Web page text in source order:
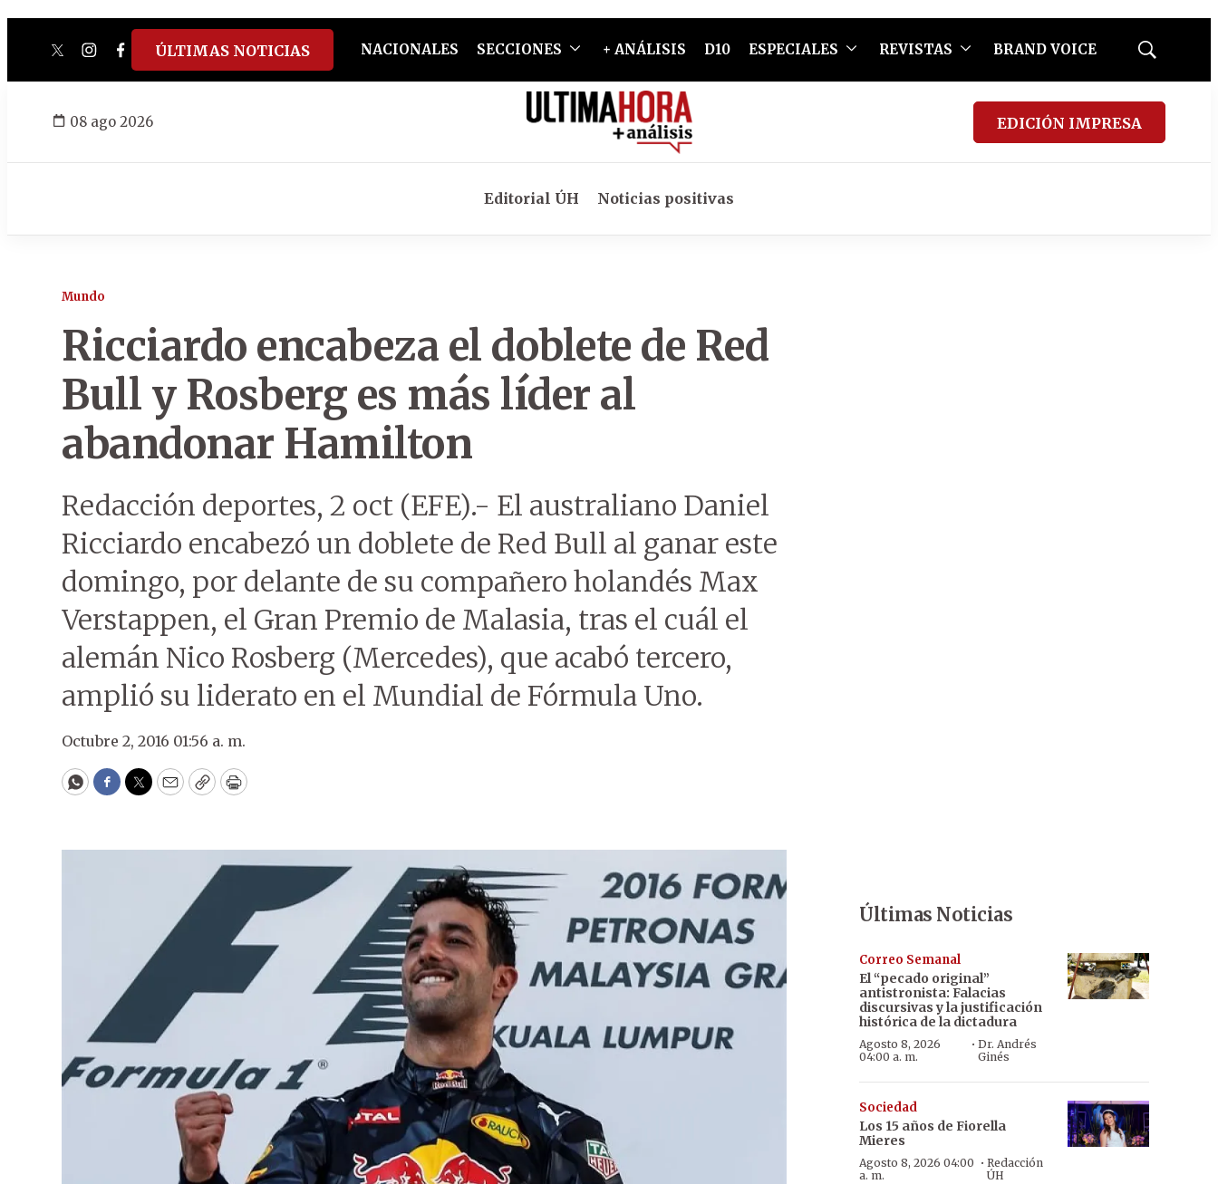
twitterinstagram
facebook
tiktokyoutube
spotify
ÚLTIMAS NOTICIAS NACIONALES SECCIONES + ANÁLISIS D10 ESPECIALES REVISTAS BRAND VOICE
Mostrar
08 ago 2026 EDICIÓN IMPRESA
Editorial ÚH Noticias positivas
Mundo
Ricciardo encabeza el doblete de Red
Bull y Rosberg es más líder al
abandonar Hamilton
Redacción deportes, 2 oct (EFE).- El australiano Daniel
Ricciardo encabezó un doblete de Red Bull al ganar este
domingo, por delante de su compañero holandés Max
Verstappen, el Gran Premio de Malasia, tras el cuál el
alemán Nico Rosberg (Mercedes), que acabó tercero,
amplió su liderato en el Mundial de Fórmula Uno.
Octubre 2, 2016 01:56 a. m.
WhatsApp
Facebook
Twitter
EmailCopyPrint
Últimas Noticias
Correo Semanal
El “pecado original”
antistronista: Falacias
discursivas y la justificación
histórica de la dictadura
Agosto 8, 2026
04:00 a. m.
·Dr. Andrés
Ginés
Sociedad
Los 15 años de Fiorella
Mieres
Agosto 8, 2026 04:00
a. m.
· Redacción
ÚH